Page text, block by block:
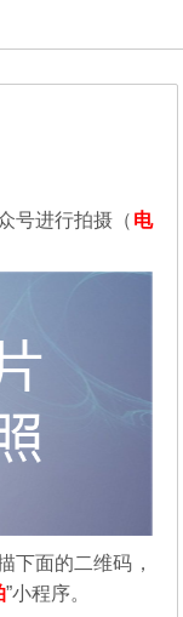
号进行拍摄（ 电
下面的二维码，
”小程序。